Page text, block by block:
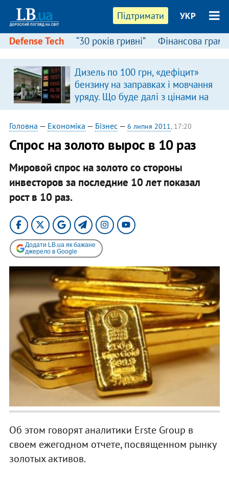
Підтримати УКР
Defense Tech “30 років гривні” Фінансова
Дизель по 100 грн, «дефіцит»
бензину на заправках і мовчання
уряду. Що буде далі з цінами на
пальне?
Головна — Економіка — Бізнес— 6 липня 2011, 17:20
Спрос на золото вырос в 10 раз
Мировой спрос на золото со стороны
инвесторов за последние 10 лет показал
рост в 10 раз.
Додати LB.ua як бажане
джерело в Google
Об этом говорят аналитики Erste Group в
своем ежегодном отчете, посвященном рынку
золотых активов.